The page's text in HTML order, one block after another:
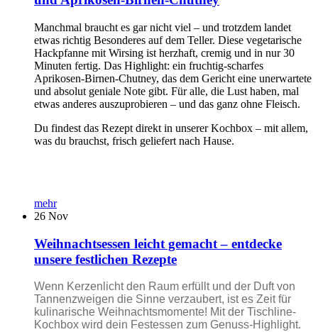
Manchmal braucht es gar nicht viel – und trotzdem landet
etwas richtig Besonderes auf dem Teller. Diese vegetarische
Hackpfanne mit Wirsing ist herzhaft, cremig und in nur 30
Minuten fertig. Das Highlight: ein fruchtig-scharfes
Aprikosen-Birnen-Chutney, das dem Gericht eine unerwartete
und absolut geniale Note gibt. Für alle, die Lust haben, mal
etwas anderes auszuprobieren – und das ganz ohne Fleisch.
Du findest das Rezept direkt in unserer Kochbox – mit allem,
was du brauchst, frisch geliefert nach Hause.
mehr
26 Nov
Weihnachtsessen leicht gemacht – entdecke
unsere festlichen Rezepte
Wenn Kerzenlicht den Raum erfüllt und der Duft von
Tannenzweigen die Sinne verzaubert, ist es Zeit für
kulinarische Weihnachtsmomente! Mit der Tischline-
Kochbox wird dein Festessen zum Genuss-Highlight.